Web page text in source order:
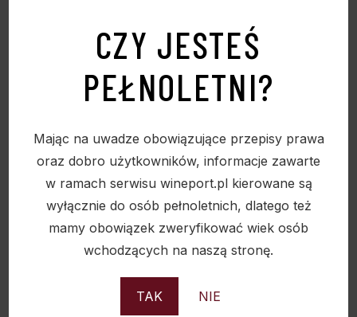
CZY JESTEŚ
PEŁNOLETNI?
Mając na uwadze obowiązujące przepisy prawa
oraz dobro użytkowników, informacje zawarte
w ramach serwisu wineport.pl kierowane są
wyłącznie do osób pełnoletnich, dlatego też
mamy obowiązek zweryfikować wiek osób
wchodzących na naszą stronę.
TAK NIE
aromatycznymi przyprawami –
cynamonem, zielem angielskim i gałką
muszkatołową. Finisz długi i rozwijający
się z nutami suszonych owoców,